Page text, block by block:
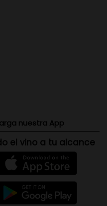
nuestra App
el vino a tu alcance